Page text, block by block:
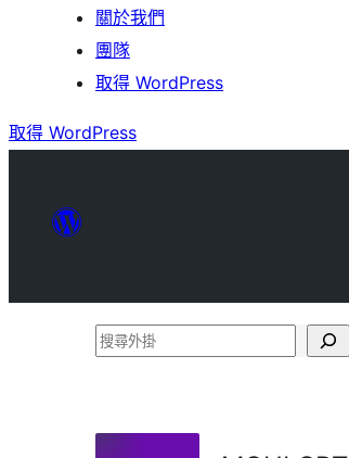
關於我們
團隊
取得 WordPress
取得 WordPress
搜
掛